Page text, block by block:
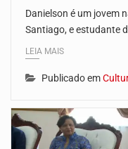
Danielson é um jovem
Santiago, e estudante
LEIA MAIS
Publicado em